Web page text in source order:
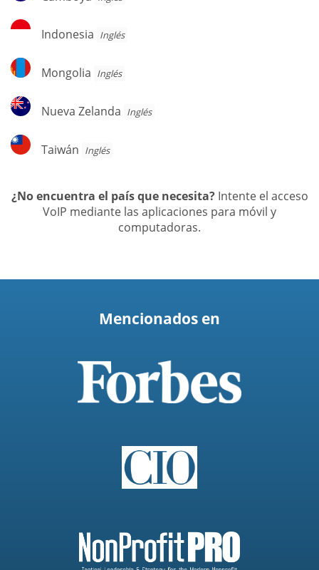
Indonesia
Indonesia Inglés
Mongolia
Mongolia Inglés
Nueva
Zelanda
Nueva Zelanda Inglés
Taiwán
Taiwán Inglés
¿No encuentra el país que necesita?Intente el acceso
VoIP mediante las aplicaciones para móvil y
computadoras.
Mencionados en